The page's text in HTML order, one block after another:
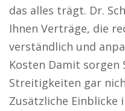
das alles trägt. Dr.
Ihnen Verträge, die
verständlich und
Kosten Damit sorgen
Streitigkeiten gar
Zusätzliche Einblicke